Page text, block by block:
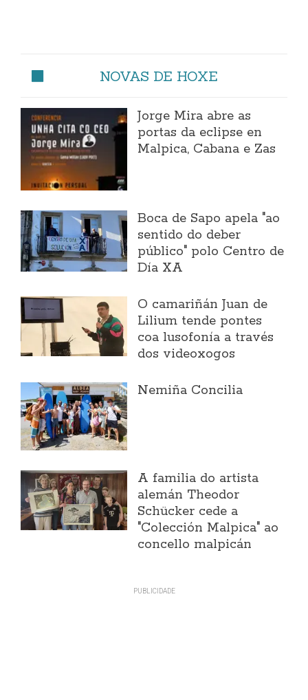
NOVAS DE HOXE
Jorge Mira abre as
portas da eclipse en
Malpica, Cabana e Zas
Boca de Sapo apela "ao
sentido do deber
público" polo Centro de
Día XA
O camariñán Juan de
Lilium tende pontes
coa lusofonía a través
dos videoxogos
Nemiña Concilia
A familia do artista
alemán Theodor
Schücker cede a
"Colección Malpica" ao
concello malpicán